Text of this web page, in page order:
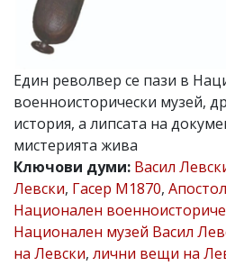
email:
v.vasilev@flagman.bg
Катя
Касабова,
еmail: k.kassabova@flagman.bg
Главен
редактор:
Иван
Колев,
email:
office@flagman.bg
Коментарите
под
статиите
Един револвер се пази в
военноисторически музей,
история, а липсата на
мистерията жива
Ключови думи: Васил
Левски, Гасер М1870,
Национален
Национален музей Васил
на Левски, лични вещи на